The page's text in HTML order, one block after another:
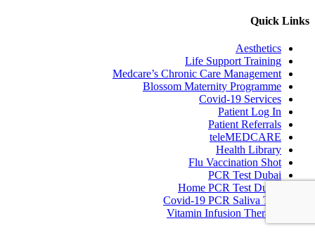
Quick Links
Aesthetics
Life Support Training
Medcare’s Chronic Care Management
Blossom Maternity Programme
Covid-19 Services
Patient Log In
Patient Referrals
teleMEDCARE
Health Library
Flu Vaccination Shot
PCR Test Dubai
Home PCR Test Dubai
Covid-19 PCR Saliva Test
Vitamin Infusion Therapy